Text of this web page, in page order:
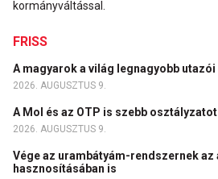
kormányváltással.
FRISS
A magyarok a világ legnagyobb
2026. AUGUSZTUS 9.
A Mol és az OTP is szebb
2026. AUGUSZTUS 9.
Vége az urambátyám-rendszernek
hasznosításában is